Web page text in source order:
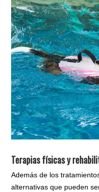
Terapias físicas y
Además de los
alternativas que pueden